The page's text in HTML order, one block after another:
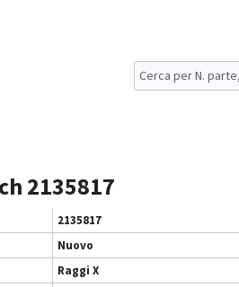
2135817
2135817
Nuovo
Raggi X